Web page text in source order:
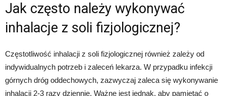
Jak często należy wykonywać
inhalacje z soli fizjologicznej?
Częstotliwość inhalacji z soli fizjologicznej również zależy od
indywidualnych potrzeb i zaleceń lekarza. W przypadku infekcji
górnych dróg oddechowych, zazwyczaj zaleca się wykonywanie
inhalacji 2-3 razy dziennie. Ważne jest jednak, aby pamiętać o